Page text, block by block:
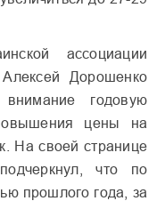
ассоциации
Дорошенко
годовую
цены на
На своей странице
что по
прошлого года, за